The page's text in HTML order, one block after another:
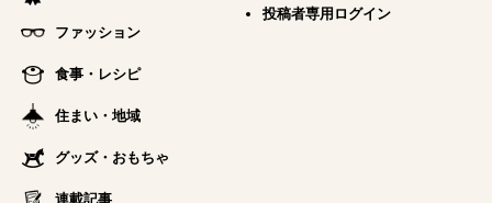
ファッション
食事・レシピ
住まい・地域
グッズ・おもちゃ
連載記事
投稿者専用ログイン